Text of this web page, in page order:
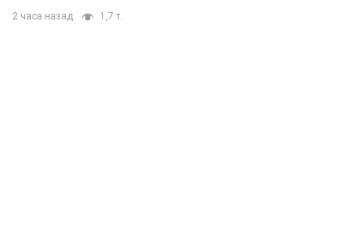
2 часа назад 1,7 т.